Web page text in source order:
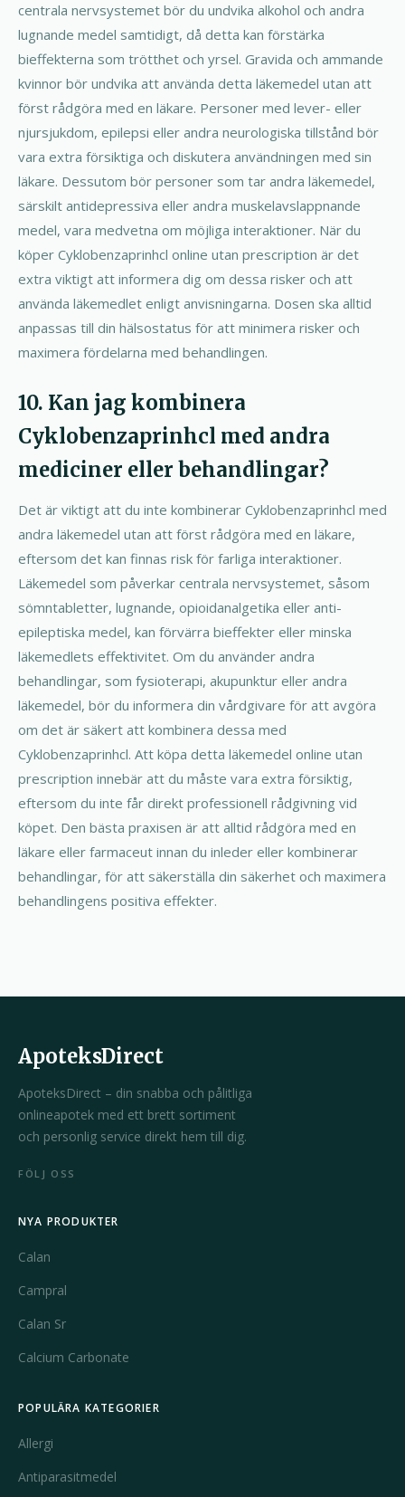
centrala nervsystemet bör du undvika alkohol och andra
lugnande medel samtidigt, då detta kan förstärka
bieffekterna som trötthet och yrsel. Gravida och ammande
kvinnor bör undvika att använda detta läkemedel utan att
först rådgöra med en läkare. Personer med lever- eller
njursjukdom, epilepsi eller andra neurologiska tillstånd bör
vara extra försiktiga och diskutera användningen med sin
läkare. Dessutom bör personer som tar andra läkemedel,
särskilt antidepressiva eller andra muskelavslappnande
medel, vara medvetna om möjliga interaktioner. När du
köper Cyklobenzaprinhcl online utan prescription är det
extra viktigt att informera dig om dessa risker och att
använda läkemedlet enligt anvisningarna. Dosen ska alltid
anpassas till din hälsostatus för att minimera risker och
maximera fördelarna med behandlingen.
10. Kan jag kombinera
Cyklobenzaprinhcl med andra
mediciner eller behandlingar?
Det är viktigt att du inte kombinerar Cyklobenzaprinhcl med
andra läkemedel utan att först rådgöra med en läkare,
eftersom det kan finnas risk för farliga interaktioner.
Läkemedel som påverkar centrala nervsystemet, såsom
sömntabletter, lugnande, opioidanalgetika eller anti-
epileptiska medel, kan förvärra bieffekter eller minska
läkemedlets effektivitet. Om du använder andra
behandlingar, som fysioterapi, akupunktur eller andra
läkemedel, bör du informera din vårdgivare för att avgöra
om det är säkert att kombinera dessa med
Cyklobenzaprinhcl. Att köpa detta läkemedel online utan
prescription innebär att du måste vara extra försiktig,
eftersom du inte får direkt professionell rådgivning vid
köpet. Den bästa praxisen är att alltid rådgöra med en
läkare eller farmaceut innan du inleder eller kombinerar
behandlingar, för att säkerställa din säkerhet och maximera
behandlingens positiva effekter.
ApoteksDirect
ApoteksDirect – din snabba och pålitliga
onlineapotek med ett brett sortiment
och personlig service direkt hem till dig.
FÖLJ OSS
NYA PRODUKTER
Calan
Campral
Calan Sr
Calcium Carbonate
POPULÄRA KATEGORIER
Allergi
Antiparasitmedel